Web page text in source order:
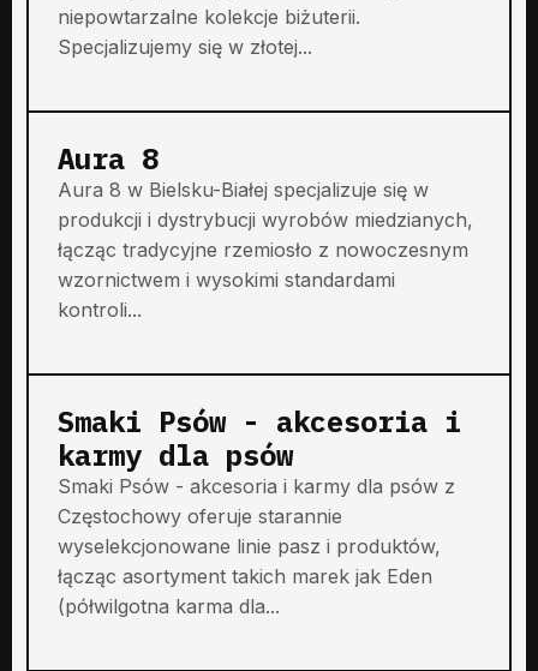
niepowtarzalne kolekcje biżuterii.
Specjalizujemy się w złotej...
Aura 8
Aura 8 w Bielsku-Białej specjalizuje się w
produkcji i dystrybucji wyrobów miedzianych,
łącząc tradycyjne rzemiosło z nowoczesnym
wzornictwem i wysokimi standardami
kontroli...
Smaki Psów - akcesoria i
karmy dla psów
Smaki Psów - akcesoria i karmy dla psów z
Częstochowy oferuje starannie
wyselekcjonowane linie pasz i produktów,
łącząc asortyment takich marek jak Eden
(półwilgotna karma dla...